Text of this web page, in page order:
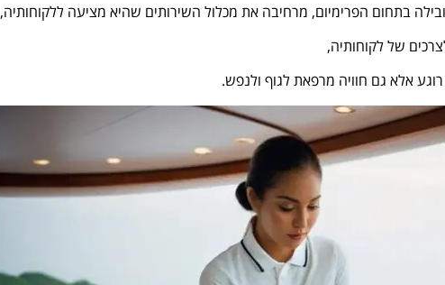
בתחום הפרימיום, מרחיבה את מכלול השירותים שהיא מציעה ללקוחותיה,
של לקוחותיה,
אלא גם חוויה מרפאת לגוף ולנפש.